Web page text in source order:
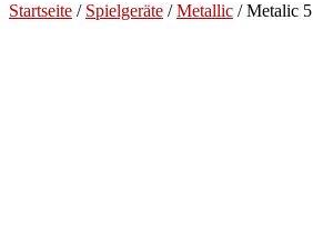
Startseite / Spielgeräte /Metallic / Metalic 5